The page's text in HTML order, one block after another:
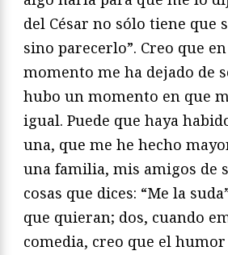
del César no sólo tiene que
sino parecerlo”. Creo que
momento me ha dejado de
hubo un momento en que
igual. Puede que haya
una, que me he hecho
una familia, mis amigos de
cosas que dices: “Me la
que quieran; dos, cuando
comedia, creo que el